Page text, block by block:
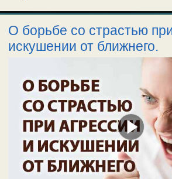
О борьбе со страстью
искушении от ближнего.